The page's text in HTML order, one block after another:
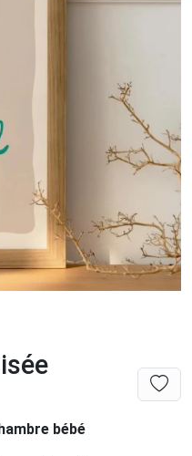
bébé